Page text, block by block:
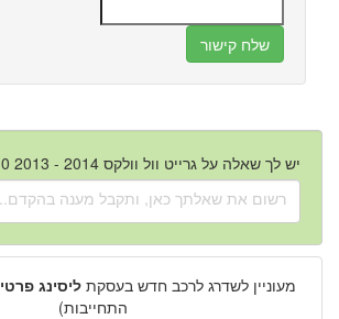
יש לך שאלה על גרייט וול וולקס c10 2013 - 2014 יד שנייה?
מעוניין לשדרג לרכב חדש בעסקת ליסינג פרטי
התחייבות)